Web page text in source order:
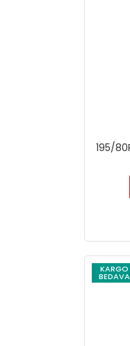
195/
KARGO
BEDAVA